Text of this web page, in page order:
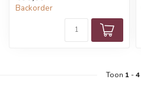
Backorder
Toon 1 -4